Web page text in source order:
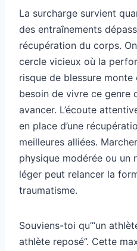
La surcharge survient
des entraînements
récupération du corps.
cercle vicieux où la
risque de blessure monte
besoin de vivre ce genre
avancer. L’écoute
en place d’une
meilleures alliées.
physique modérée ou un
léger peut relancer la
traumatisme.
Souviens-toi qu’“un
athlète reposé”. Cette